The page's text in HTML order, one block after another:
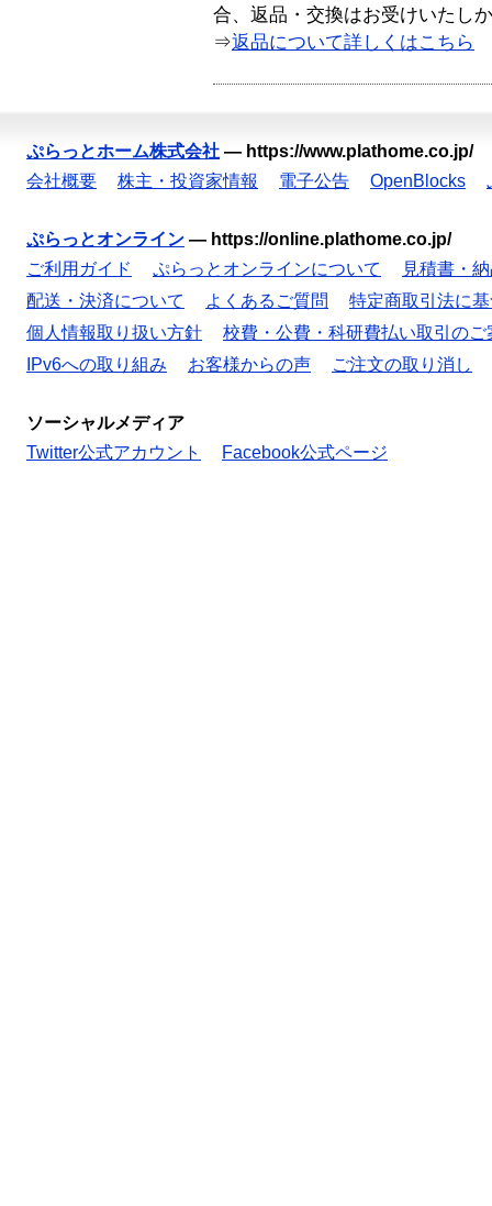
合、返品・交換はお受けいたし
⇒返品について詳しくはこちら
ぷらっとホーム株式会社 — https://www.plathome.co.jp/
会社概要
株主・投資家情報 電子公告 OpenBlocks
ぷらっとオンライン — https://online.plathome.co.jp/
ご利用ガイド
ぷらっとオンラインについて
見積書・
配送・決済について
よくあるご質問
特定商取引法に
個人情報取り扱い方針
校費・公費・科研費払い取引のご
IPv6への取り組み
お客様からの声 ご注文の取り消し
ソーシャルメディア
Twitter公式アカウント
Facebook公式ページ